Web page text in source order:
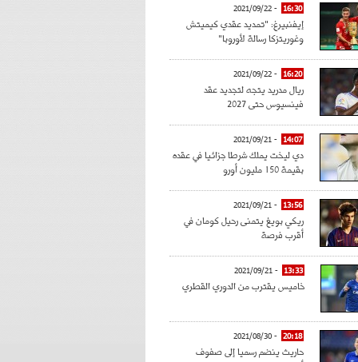
16:30
- 2021/09/22
إيفنبيرغ: "تمديد عقدي كيميتش
وغوريتزكا رسالة لأوروبا"
16:20
- 2021/09/22
ريال مدريد يتجه لتجديد عقد
فينسيوس حتى 2027
14:07
- 2021/09/21
دي ليخت يملك شرطا جزائيا في عقده
بقيمة 150 مليون أورو
13:56
- 2021/09/21
ريكي بويغ يتمنى رحيل كومان في
أقرب فرصة
13:33
- 2021/09/21
خاميس يقترب من الدوري القطري
20:18
- 2021/08/30
حاريث ينضم رسميا إلى صفوف